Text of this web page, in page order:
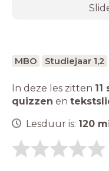
MBO Studiejaar 1,2
In deze les zitten 11
quizzen en
Lesduur is: 120